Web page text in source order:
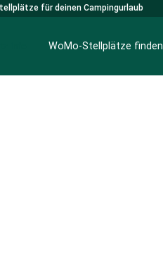
für deinen Campingurlaub
WoMo-Stellplätze finden